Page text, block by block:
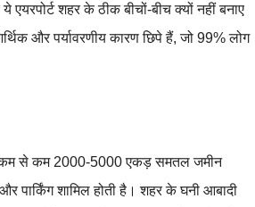
शहर के ठीक बीचों-बीच क्यों नहीं बनाए
और पर्यावरणीय कारण छिपे हैं, जो 99% लोग
कम से कम 2000-5000 एकड़ समतल जमीन
पार्किंग शामिल होती है। शहर के घनी आबादी